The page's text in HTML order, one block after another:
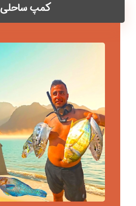
کمپ ساحلی